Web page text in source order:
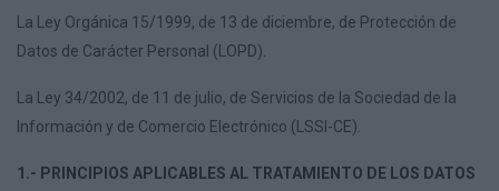
La Ley Orgánica 15/1999, de 13 de diciembre, de Protección de
Datos de Carácter Personal (LOPD).
La Ley 34/2002, de 11 de julio, de Servicios de la Sociedad de la
Información y de Comercio Electrónico (LSSI-CE).
1.- PRINCIPIOS APLICABLES AL TRATAMIENTO DE LOS DATOS